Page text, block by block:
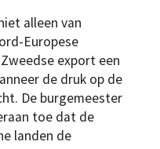
alleen van
Europese
export een
de druk op de
De burgemeester
toe dat de
landen de